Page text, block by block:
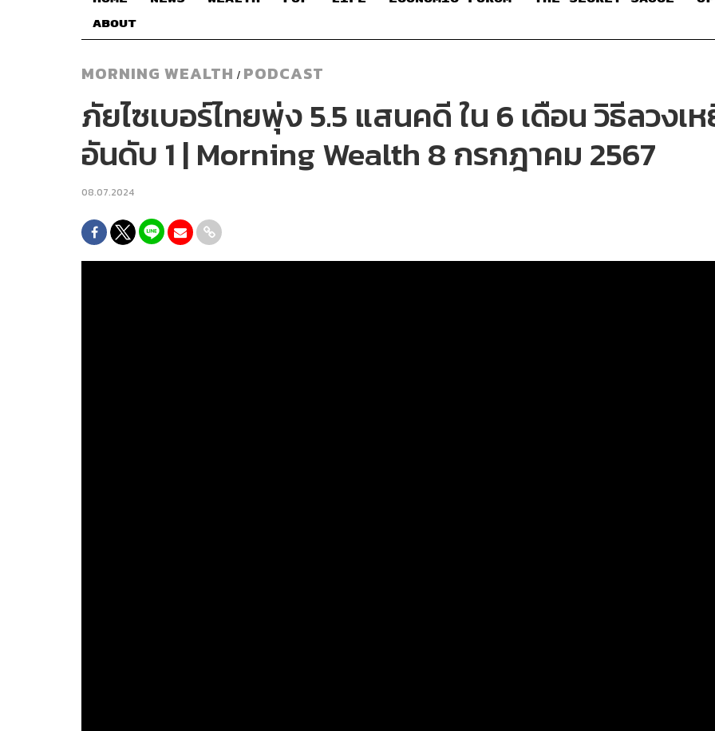
ABOUT
MORNING WEALTH / PODCAST
ภัยไซเบอร์ไทยพุ่ง 5.5 แสนคดี ใน 6 เดือน วิธีลวงเห
อันดับ 1 | Morning Wealth 8 กรกฎาคม 2567
08.07.2024